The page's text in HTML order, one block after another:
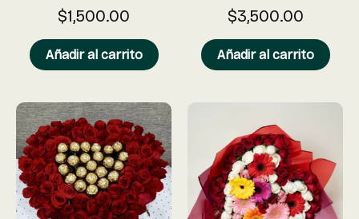
$1,500.00
Añadir al carrito
$3,500.00
Añadir al carrito